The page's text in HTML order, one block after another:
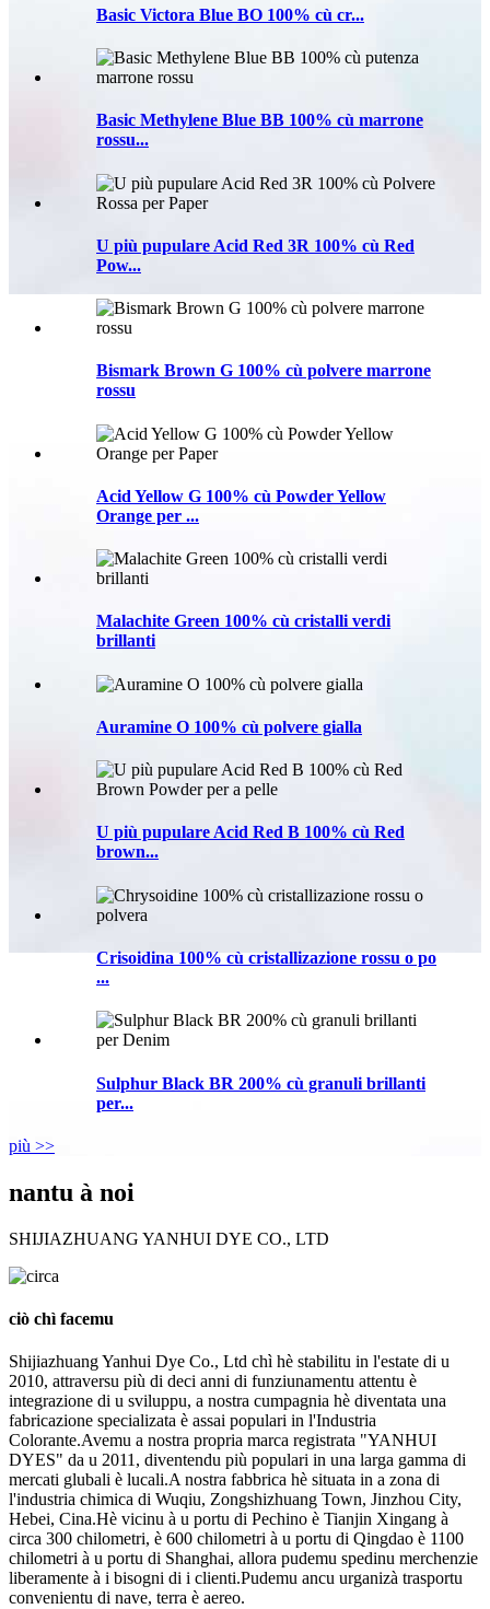
Basic Victora Blue BO 100% cù cr...
Basic Methylene Blue BB 100% cù marrone
rossu...
U più pupulare Acid Red 3R 100% cù Red
Pow...
Bismark Brown G 100% cù polvere marrone
rossu
Acid Yellow G 100% cù Powder Yellow
Orange per ...
Malachite Green 100% cù cristalli verdi
brillanti
Auramine O 100% cù polvere gialla
U più pupulare Acid Red B 100% cù Red
brown...
Crisoidina 100% cù cristallizazione rossu o po
...
Sulphur Black BR ​​200% cù granuli brillanti
per...
più >>
nantu à noi
SHIJIAZHUANG YANHUI DYE CO., LTD
ciò chì facemu
Shijiazhuang Yanhui Dye Co., Ltd chì hè stabilitu in l'estate di u
2010, attraversu più di deci anni di funziunamentu attentu è
integrazione di u sviluppu, a nostra cumpagnia hè diventata una
fabricazione specializata è assai populari in l'Industria
Colorante.Avemu a nostra propria marca registrata "YANHUI
DYES" da u 2011, diventendu più populari in una larga gamma di
mercati glubali è lucali.A nostra fabbrica hè situata in a zona di
l'industria chimica di Wuqiu, Zongshizhuang Town, Jinzhou City,
Hebei, Cina.Hè vicinu à u portu di Pechino è Tianjin Xingang à
circa 300 chilometri, è 600 chilometri à u portu di Qingdao è 1100
chilometri à u portu di Shanghai, allora pudemu spedinu merchenzie
liberamente à i bisogni di i clienti.Pudemu ancu urganizà trasportu
convenientu di nave, terra è aereo.